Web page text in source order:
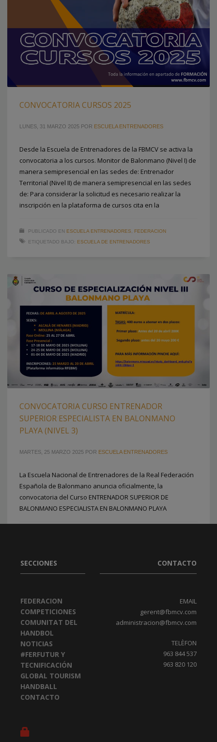
CONVOCATORIA CURSOS 2025
LUNES, 31 MARZO 2025 POR ESCUELA ENTRENADORES
Desde la Escuela de Entrenadores de la FBMCV se activa la
convocatoria a los cursos. Monitor de Balonmano (Nivel I) de
manera semipresencial en las sedes de: Entrenador
Territorial (Nivel II) de manera semipresencial en las sedes
de: Para considerar la solicitud es necesario realizar la
inscripción en la plataforma de cursos cita en la
PUBLICADO EN ESCUELA ENTRENADORES
FEDERACION
ETIQUETADO BAJO: ESCUELA DE ENTRENADORES
CONVOCATORIA CURSO ENTRENADOR
SUPERIOR ESPECIALISTA EN BALONMANO
PLAYA (NIVEL 3)
MARTES, 25 MARZO 2025 POR ESCUELA ENTRENADORES
La Escuela Nacional de Entrenadores de la Real Federación
Española de Balonmano anuncia oficialmente, la
convocatoria del Curso ENTRENADOR SUPERIOR DE
BALONMANO ESPECIALISTA EN BALONMANO PLAYA
3
SECCIONES
FEDERACION
COMPETICIONES
COMUNITAT DEL
HANDBOL
NOTICIAS
#FERFUTUR Y
TECNIFICACIÓN
GLOBAL TOURISM
HANDBALL
CONTACTO
CONTACTO
EMAIL
gerent@fbmcv.com
administracion@fbmcv.com
TELÈFON
963 844 537
963 820 120